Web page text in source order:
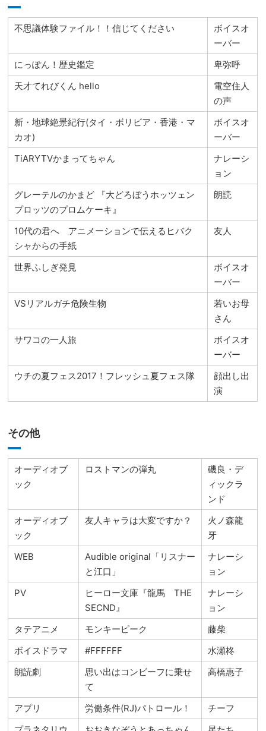
不思議体験ファイル！！信じてください
ボイスオ
ーバー
にっぽん！歴史鑑定
卑弥呼
天才てれびくん hello
電空住人
の声
新・地球絶景紀行(タイ・ボリビア・香港・マ
カオ)
ボイスオ
ーバー
TiARYTVかまってちゃん
ナレーシ
ョン
グレーテルのかまど 『大どろぼうホッツェン
プロッツのプロムケーキ』
朗読
10代の君へ アニメーションで伝えるヒバク
シャからの手紙
友人
世界ふしぎ発見
ボイスオ
ーバー
VSリアルガチ危険生物
若いお母
さん
サワコの一人旅
ボイスオ
ーバー
ウチの夏フェス2017！フレッシュ夏フェス隊
顔出し出
演
その他
オーディオブ
ック
ロストマンの弾丸
磯良・デ
ィックラ
ンド
オーディオブ
ック
友人キャラは大変ですか？
火ノ森龍
牙
WEB
Audible original「リスナー
と江口」
ナレーシ
ョン
PV
ヒーロー文庫『龍馬 THE
SECND』
ナレーシ
ョン
タテアニメ
モンキーピーク
藤柴
ボイスドラマ
#FFFFFF
水瀬柊
朗読劇
思い出はコンビーフに乗せ
て
高橋惠子
アプリ 労働条件(RJ)パトロール！
チーフ